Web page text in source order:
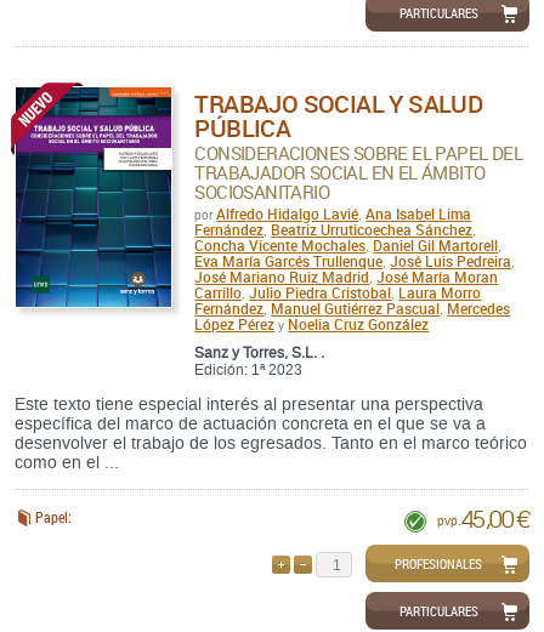
PARTICULARES
TRABAJO SOCIAL Y SALUD
PÚBLICA
CONSIDERACIONES SOBRE EL PAPEL DEL
TRABAJADOR SOCIAL EN EL ÁMBITO
SOCIOSANITARIO
porAlfredo Hidalgo Lavié ,Ana Isabel Lima
Fernández Beatriz Urruticoechea Sánchez
Concha Vicente Mochales Daniel Gil Martorell
Eva María Garcés Trullenque ,José Luis Pedreira
José Mariano Ruiz Madrid ,José María Moran
Carrillo ,Julio Piedra Cristobal Laura Morro
Fernández Manuel Gutiérrez Pascual Mercedes
López Pérez y Noelia Cruz González
Sanz y Torres, S.L. .
Edición: 1ª 2023
Este texto tiene especial interés al presentar una perspectiva
específica del marco de actuación concreta en el que se va a
desenvolver el trabajo de los egresados. Tanto en el marco teórico
como en el ...
Papel: pvp. 45,00 €
QUITARPROFESIONALES
PARTICULARES